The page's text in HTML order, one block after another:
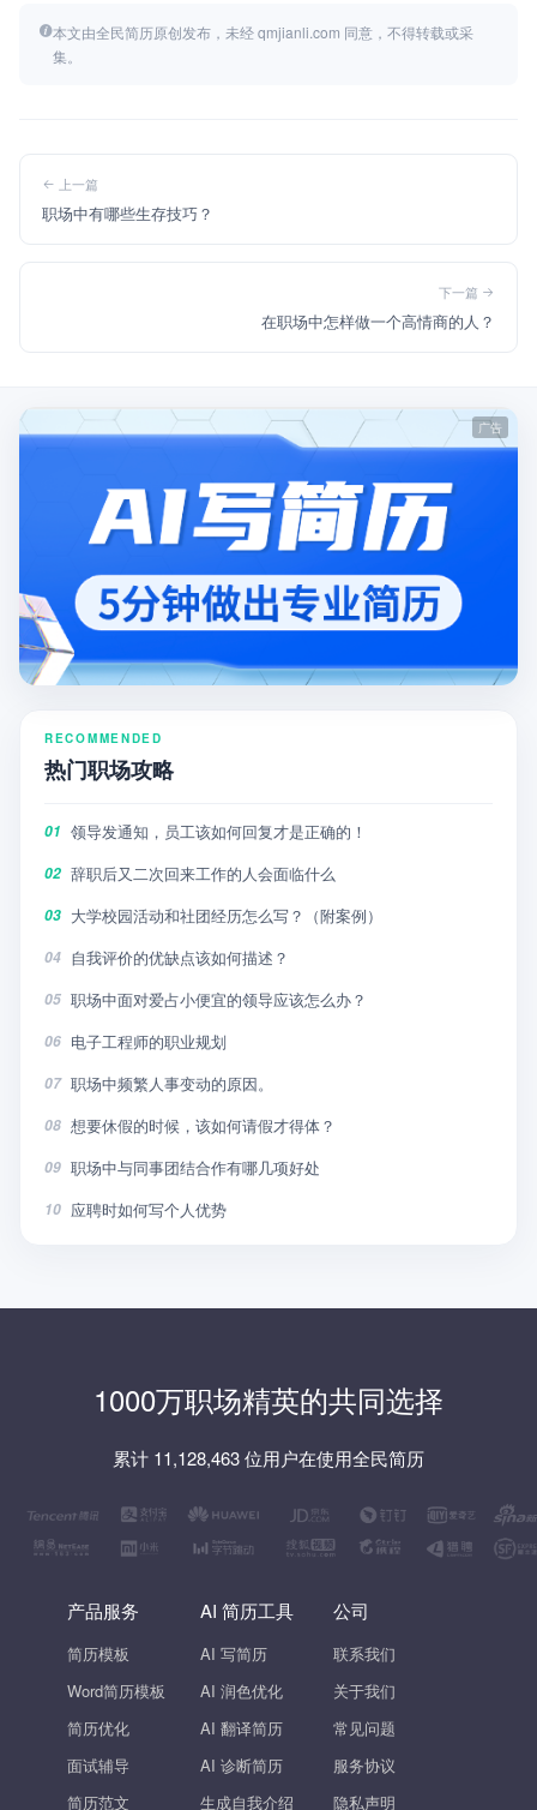
本文由全民简历原创发布，未经 qmjianli.com 同意，不得转载或采
集。
上一篇
职场中有哪些生存技巧？
下一篇
在职场中怎样做一个高情商的人？
RECOMMENDED
热门职场攻略
01 领导发通知，员工该如何回复才是正确的！
02 辞职后又二次回来工作的人会面临什么
03 大学校园活动和社团经历怎么写？（附案例）
04 自我评价的优缺点该如何描述？
05 职场中面对爱占小便宜的领导应该怎么办？
06 电子工程师的职业规划
07 职场中频繁人事变动的原因。
08 想要休假的时候，该如何请假才得体？
09 职场中与同事团结合作有哪几项好处
10 应聘时如何写个人优势
1000万职场精英的共同选择
累计 11,128,463 位用户在使用全民简历
产品服务
简历模板
Word简历模板
简历优化
面试辅导
简历范文
AI 简历工具
AI 写简历
AI 润色优化
AI 翻译简历
AI 诊断简历
生成自我介绍
公司
联系我们
关于我们
常见问题
服务协议
隐私声明